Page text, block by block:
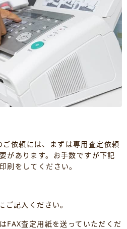
ご依頼には、まずは専用査定依頼
があります。お手数ですが下記
刷をしてください。
ご記入ください。
FAX査定用紙を送っていただくだ